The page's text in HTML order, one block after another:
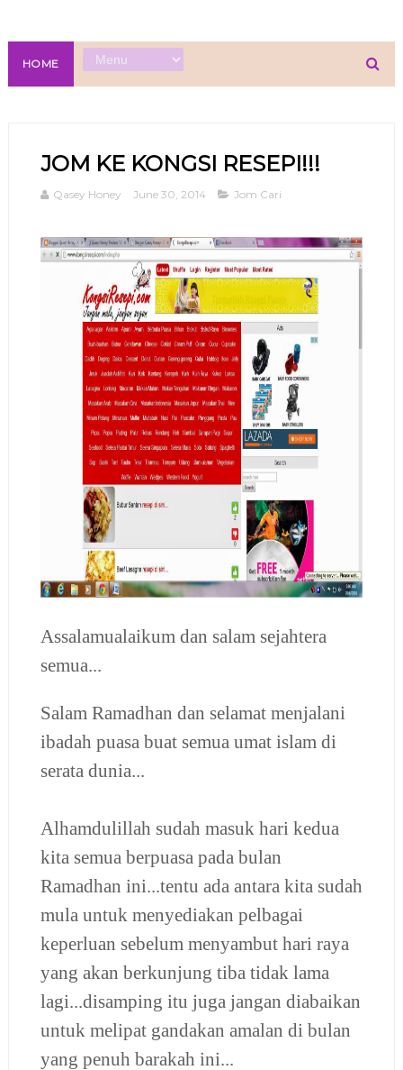
HOME
JOM KE KONGSI RESEPI!!!
Qasey Honey June 30, 2014 Jom Cari
Assalamualaikum dan salam sejahtera
semua...
Salam Ramadhan dan selamat menjalani
ibadah puasa buat semua umat islam di
serata dunia...
Alhamdulillah sudah masuk hari kedua
kita semua berpuasa pada bulan
Ramadhan ini...tentu ada antara kita sudah
mula untuk menyediakan pelbagai
keperluan sebelum menyambut hari raya
yang akan berkunjung tiba tidak lama
lagi...disamping itu juga jangan diabaikan
untuk melipat gandakan amalan di bulan
yang penuh barakah ini...